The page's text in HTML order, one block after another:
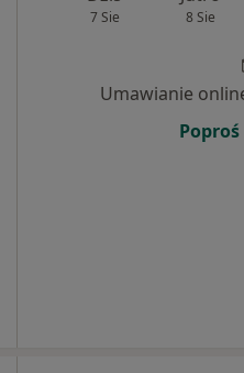
7 Sie 8 Sie
Umawianie